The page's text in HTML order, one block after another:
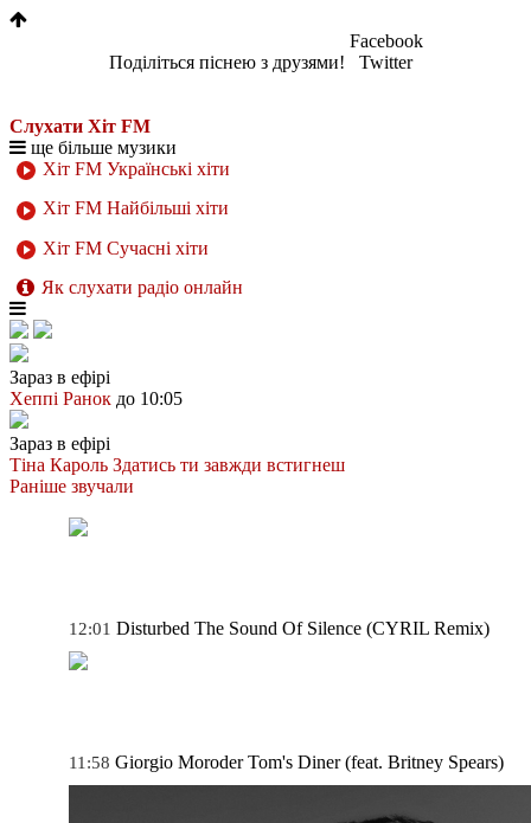
Поділіться піснею з друзями!
Facebook
Twitter
Слухати Хіт FM
ще більше музики
Хіт FM Українські хіти
Хіт FM Найбільші хіти
Хіт FM Сучасні хіти
Як слухати радіо онлайн
Зараз в ефірі
Хеппі Ранок до 10:05
Зараз в ефірі
Тіна Кароль Здатись ти завжди встигнеш
Раніше звучали
12:01 Disturbed The Sound Of Silence (CYRIL Remix)
11:58 Giorgio Moroder Tom's Diner (feat. Britney Spears)